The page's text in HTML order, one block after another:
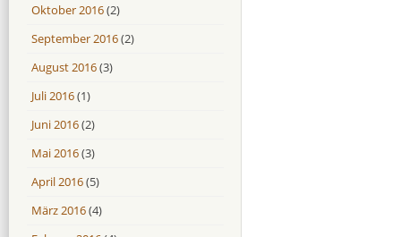
Oktober 2016(2)
September 2016(2)
August 2016(3)
Juli 2016(1)
Juni 2016(2)
Mai 2016(3)
April 2016(5)
März 2016(4)